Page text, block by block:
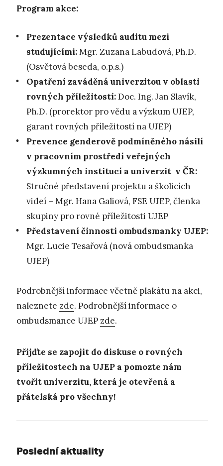
Program akce:
Prezentace výsledků auditu mezi
studujícími:Mgr. Zuzana Labudová, Ph.D.
(Osvětová beseda, o.p.s.)
Opatření zaváděná univerzitou v oblasti
rovných příležitostí:Doc. Ing. Jan Slavík,
Ph.D. (prorektor pro vědu a výzkum UJEP,
garant rovných příležitostí na UJEP)
Prevence genderově podmíněného násilí
v pracovním prostředí veřejných
výzkumných institucí a univerzit v ČR:
Stručné představení projektu a školicích
videí – Mgr. Hana Galiová, FSE UJEP, členka
skupiny pro rovné příležitosti UJEP
Představení činnosti ombudsmanky UJEP:
Mgr. Lucie Tesařová (nová ombudsmanka
UJEP)
Podrobnější informace včetně plakátu na akci,
naleznete zde. Podrobnější informace o
ombudsmance UJEP zde.
Přijďte se zapojit do diskuse o rovných
příležitostech na UJEP a pomozte nám
tvořit univerzitu, která je otevřená a
přátelská pro všechny!
Poslední aktuality